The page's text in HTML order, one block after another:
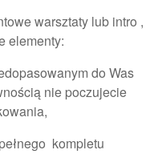
warsztaty lub intro ,
elementy:
do Was
nie poczujecie
kompletu